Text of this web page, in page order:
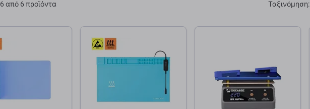
6 από 6 προϊόντα Ταξινόμηση: